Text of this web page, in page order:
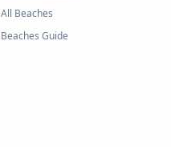
All Beaches
Beaches Guide